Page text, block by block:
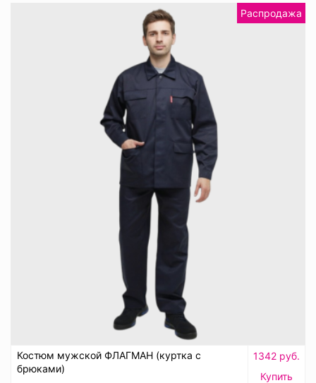
Распродажа
Костюм мужской ФЛАГМАН (куртка с
брюками)
1342 руб.
Купить